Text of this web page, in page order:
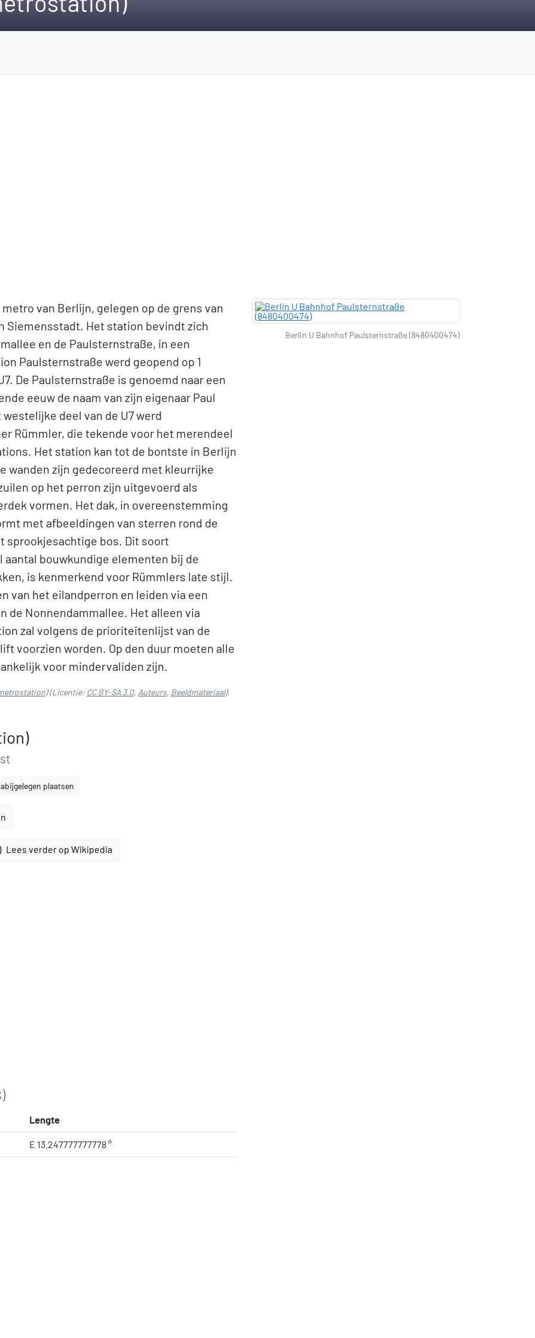
van Berlijn, gelegen op de grens van
Siemensstadt. Het station bevindt zich
en de Paulsternstraße, in een
Paulsternstraße werd geopend op 1
De Paulsternstraße is genoemd naar een
eeuw de naam van zijn eigenaar Paul
deel van de U7 werd
Rümmler, die tekende voor het merendeel
Het station kan tot de bontste in Berlijn
wanden zijn gedecoreerd met kleurrijke
op het perron zijn uitgevoerd als
vormen. Het dak, in overeenstemming
met afbeeldingen van sterren rond de
sprookjesachtige bos. Dit soort
aantal bouwkundige elementen bij de
is kenmerkend voor Rümmlers late stijl.
van het eilandperron en leiden via een
de Nonnendammallee. Het alleen via
zal volgens de prioriteitenlijst van de
voorzien worden. Op den duur moeten alle
voor mindervaliden zijn.
(Licentie: CC BY-SA 3.0, Auteurs, Beeldmateriaal).
plaatsen
Lees verder op Wikipedia
Lengte
E 13.247777777778 °
Berlin U Bahnhof Paulsternstraße (8480400474)